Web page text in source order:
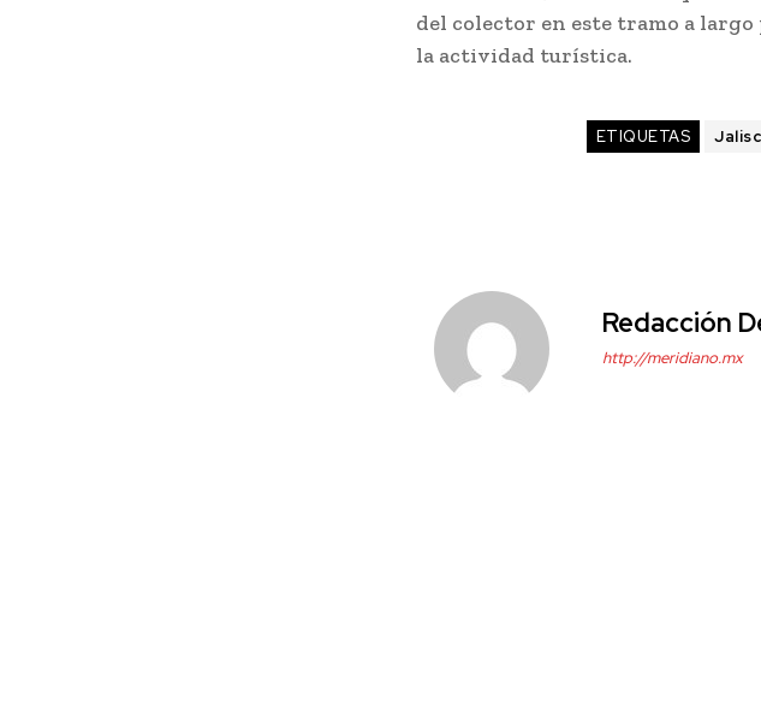
del colector en este tramo a
la actividad turística.
ETIQUETAS
Redacción
http://meridiano.mx